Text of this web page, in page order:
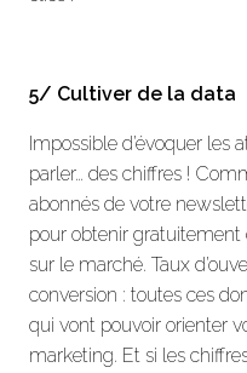
5/ Cultiver de la data
Impossible d’évoquer les
parler… des chiffres !
abonnés de votre
pour obtenir gratuitement
sur le marché. Taux
conversion : toutes ces
qui vont pouvoir orienter
marketing. Et si les